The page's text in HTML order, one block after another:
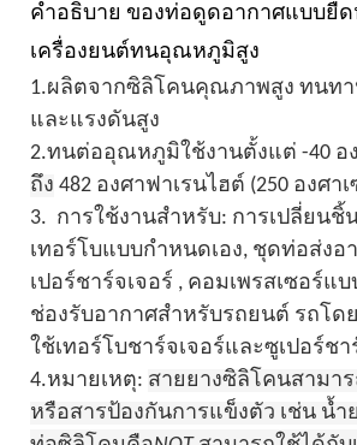
คำอธิบาย ของท่อดูดอากาศแบบยื
เครื่องยนต์ทนอุณหภูมิสูง
1.ผลิตจากซิลิโคนคุณภาพสูง ทนท
และแรงดันสูง
2.ทนต่ออุณหภูมิใช้งานตั้งแต่ -40 อ
ถึง 482 องศาฟาเรนไฮต์ (250 องศา
3. การใช้งานสำหรับ: การเปลี่ยนชิ้
เทอร์โบแบบกำหนดเอง, ชุดท่อส่งอ
เปอร์ชาร์จเจอร์ , คอมเพรสเซอร์แ
ช่องรับอากาศสำหรับรถยนต์ รถโด
ใช้เทอร์โบชาร์จเจอร์และซูเปอร์ชา
4.หมายเหตุ: สายยางซิลิโคนสามา
หรือสารป้องกันการแข็งตัว เช่น น้ำ